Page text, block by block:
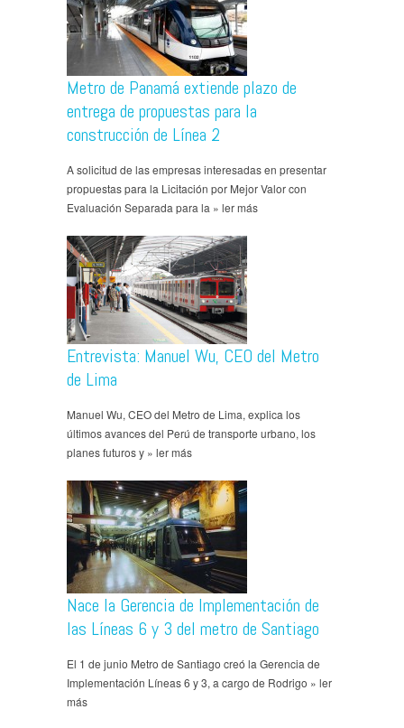
Metro de Panamá extiende plazo de
entrega de propuestas para la
construcción de Línea 2
A solicitud de las empresas interesadas en presentar
propuestas para la Licitación por Mejor Valor con
Evaluación Separada para la » ler más
Entrevista: Manuel Wu, CEO del Metro
de Lima
Manuel Wu, CEO del Metro de Lima, explica los
últimos avances del Perú de transporte urbano, los
planes futuros y » ler más
Nace la Gerencia de Implementación de
las Líneas 6 y 3 del metro de Santiago
El 1 de junio Metro de Santiago creó la Gerencia de
Implementación Líneas 6 y 3, a cargo de Rodrigo » ler
más